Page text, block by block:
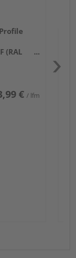
(RAL
€ / lfm